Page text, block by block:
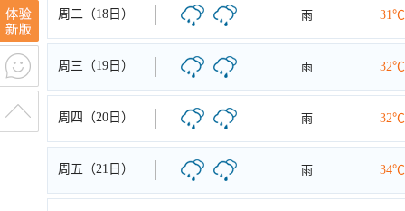
周二（18日） 雨 31℃
周三（19日） 雨 32℃
周四（20日） 雨 32℃
周五（21日） 雨 34℃